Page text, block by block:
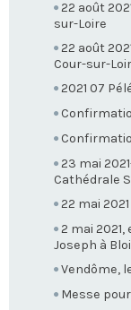
22 août
sur-Loire
22 août
Cour-sur-
2021 07
23 mai
Cathédrale
22 mai
2 mai
Joseph à
Vendôme,
Messe